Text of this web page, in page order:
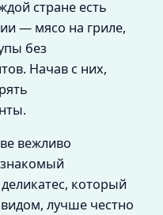
стране есть
— мясо на гриле,
без
Начав с них,
вежливо
знакомый
который
лучше честно